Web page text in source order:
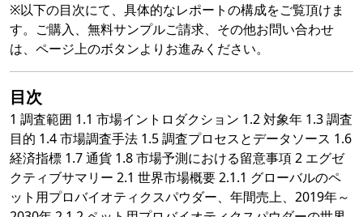
※以下の目次にて、具体的なレポートの構成をご覧頂けま
す。ご購入、無料サンプルご請求、その他お問い合わせ
は、ページ上のボタンよりお進みください。
目次
1 調査範囲 1.1 市場イントロダクション 1.2 対象年 1.3 調査
目的 1.4 市場調査手法 1.5 調査プロセスとデータソース 1.6
経済指標 1.7 通貨 1.8 市場予測における留意事項 2 エグゼ
クティブサマリー 2.1 世界市場概要 2.1.1 グローバルのペ
ット用プロバイオティクスパウダー、年間売上、2019年～